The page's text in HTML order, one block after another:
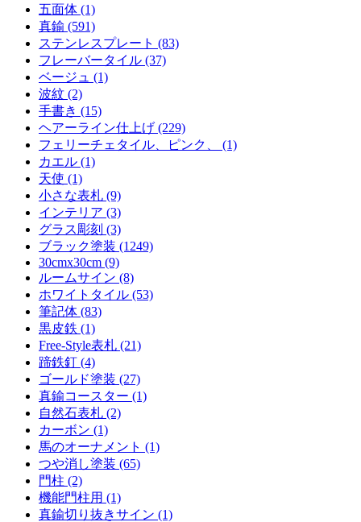
五面体 (1)
真鍮 (591)
ステンレスプレート (83)
フレーバータイル (37)
ベージュ (1)
波紋 (2)
手書き (15)
ヘアーライン仕上げ (229)
フェリーチェタイル、ピンク、 (1)
カエル (1)
天使 (1)
小さな表札 (9)
インテリア (3)
グラス彫刻 (3)
ブラック塗装 (1249)
30cmx30cm (9)
ルームサイン (8)
ホワイトタイル (53)
筆記体 (83)
黒皮鉄 (1)
Free-Style表札 (21)
蹄鉄釘 (4)
ゴールド塗装 (27)
真鍮コースター (1)
自然石表札 (2)
カーボン (1)
馬のオーナメント (1)
つや消し塗装 (65)
門柱 (2)
機能門柱用 (1)
真鍮切り抜きサイン (1)